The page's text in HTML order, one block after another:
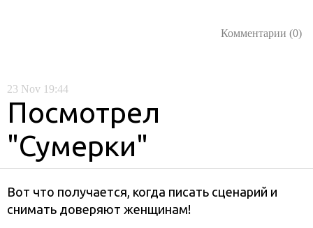
Комментарии (0)
23 Nov 19:44
Посмотрел
"Сумерки"
Вот что получается, когда писать сценарий и
снимать доверяют женщинам!